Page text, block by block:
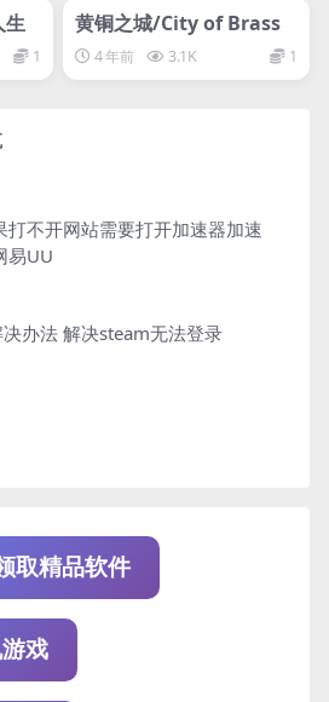
游戏
生
1
网盘下载游戏
黄铜之城/City of Brass
4 年前 3.1K 1
打不开网站需要打开加速器加速
易UU
办法 解决steam无法登录
取精品软件
戏